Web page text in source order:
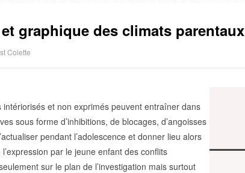
graphique des climats parentaux
Colette
et non exprimés peuvent entraîner dans
sous forme d’inhibitions, de blocages, d’angoisses
pendant l’adolescence et donner lieu alors
par le jeune enfant des conflits
sur le plan de l’investigation mais surtout